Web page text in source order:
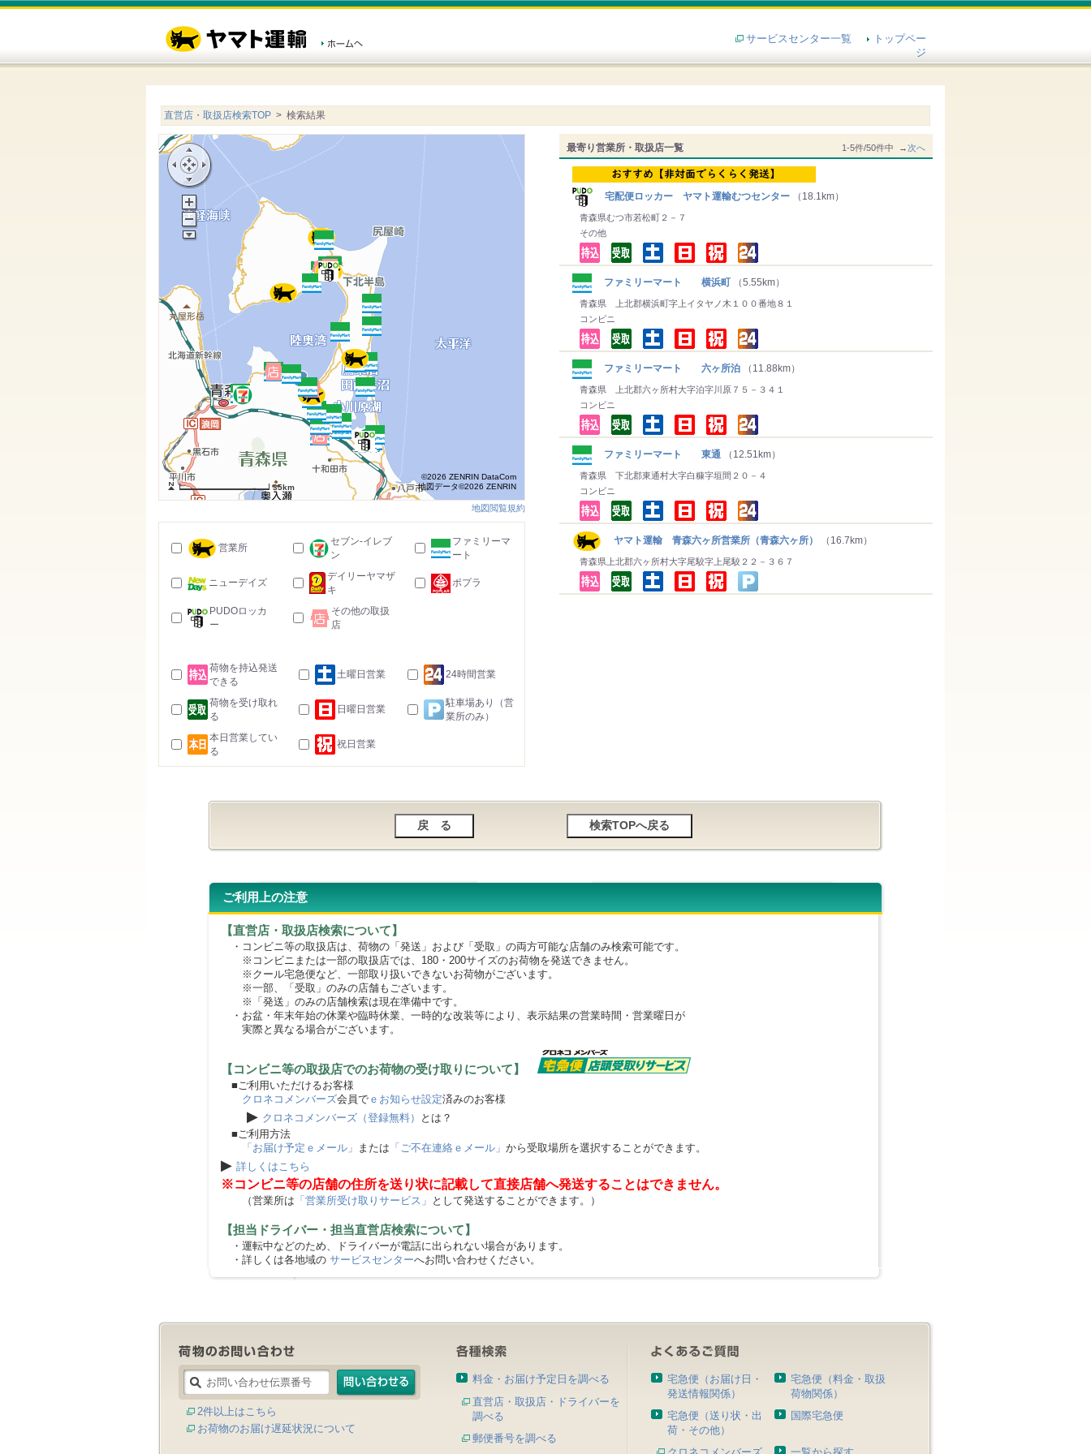
サービスセンター一覧
トップペー
ジ
直営店・取扱店検索TOP > 検索結果
最寄り営業所・取扱店一覧 1-5件/50件中 →次へ
宅配便ロッカー ヤマト運輸むつセンター （18.1km）
青森県むつ市若松町２－７
その他
ファミリーマート 横浜町 （5.55km）
青森県 上北郡横浜町字上イタヤノ木１００番地８１
コンビニ
ファミリーマート 六ヶ所泊 （11.88km）
青森県 上北郡六ヶ所村大字泊字川原７５－３４１
コンビニ
ファミリーマート 東通 （12.51km）
青森県 下北郡東通村大字白糠字垣間２０－４
コンビニ
ヤマト運輸 青森六ヶ所営業所（青森六ヶ所） （16.7km）
青森県上北郡六ヶ所村大字尾駮字上尾駮２２－３６７
35km
©2026 ZENRIN DataCom
地図データ©2026 ZENRIN
地図閲覧規約
営業所
セブン-イレブ
ン
ファミリーマ
ート
ニューデイズ
デイリーヤマザ
キ
ポプラ
PUDOロッカ
ー
その他の取扱
店
荷物を持込発送
できる
土曜日営業 24時間営業
荷物を受け取れ
る
日曜日営業
駐車場あり（営
業所のみ）
本日営業してい
る
祝日営業
ご利用上の注意
【直営店・取扱店検索について】
・コンビニ等の取扱店は、荷物の「発送」および「受取」の両方可能な店舗のみ検索可能です。
※コンビニまたは一部の取扱店では、180・200サイズのお荷物を発送できません。
※クール宅急便など、一部取り扱いできないお荷物がございます。
※一部、「受取」のみの店舗もございます。
※「発送」のみの店舗検索は現在準備中です。
・お盆・年末年始の休業や臨時休業、一時的な改装等により、表示結果の営業時間・営業曜日が
実際と異なる場合がございます。
【コンビニ等の取扱店でのお荷物の受け取りについて】
■ご利用いただけるお客様
クロネコメンバーズ会員で ｅお知らせ設定済みのお客様
▶ クロネコメンバーズ（登録無料）
とは？
■ご利用方法
「お届け予定ｅメール」 または 「ご不在連絡ｅメール」 から受取場所を選択することができます。
▶ 詳しくはこちら
※コンビニ等の店舗の住所を送り状に記載して直接店舗へ発送することはできません。
（営業所は 「営業所受け取りサービス」 として発送することができます。）
【担当ドライバー・担当直営店検索について】
・運転中などのため、ドライバーが電話に出られない場合があります。
・詳しくは各地域の サービスセンターへお問い合わせください。
2件以上はこちら
お荷物のお届け遅延状況について
料金・お届け予定日を調べる
直営店・取扱店・ドライバーを
調べる
郵便番号を調べる
宅急便（お届け日・
発送情報関係）
宅急便（料金・取扱
荷物関係）
宅急便（送り状・出
荷・その他）
国際宅急便